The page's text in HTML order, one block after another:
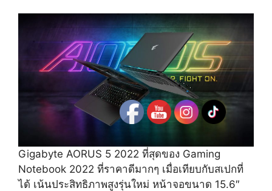
Gigabyte AORUS 5 2022 ที่สุดของ Gaming
Notebook 2022 ที่ราคาดีมากๆ เมื่อเทียบกับสเปกที่
ได้ เน้นประสิทธิภาพสูงรุ่นใหม่ หน้าจอขนาด 15.6″